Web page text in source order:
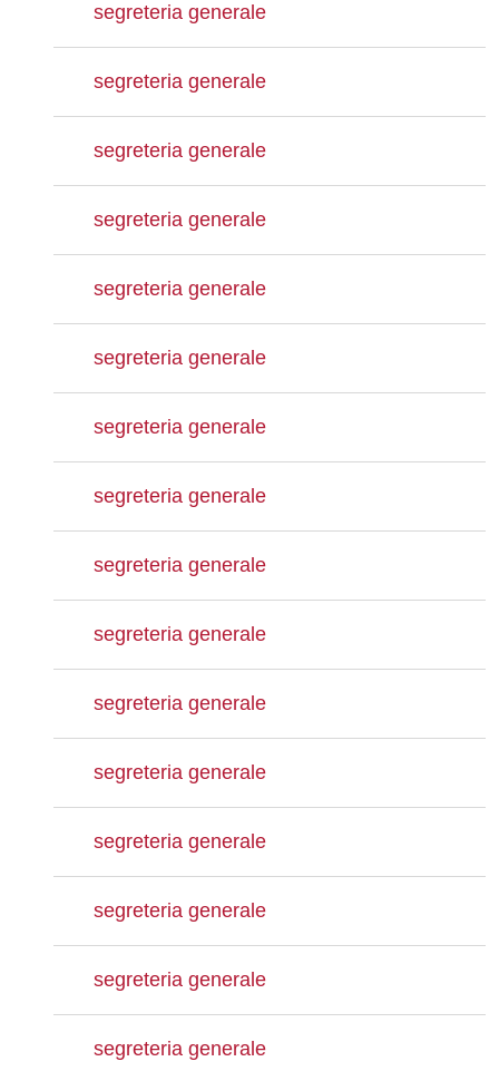
segreteria generale
segreteria generale
segreteria generale
segreteria generale
segreteria generale
segreteria generale
segreteria generale
segreteria generale
segreteria generale
segreteria generale
segreteria generale
segreteria generale
segreteria generale
segreteria generale
segreteria generale
segreteria generale